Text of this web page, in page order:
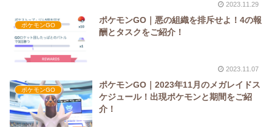
2023.11.29
ポケモンGO
ポケモンGO｜悪の組織を排斥せよ！4の報
酬とタスクをご紹介！
2023.11.07
ポケモンGO
ポケモンGO｜2023年11月のメガレイドス
ケジュール！出現ポケモンと期間をご紹
介！